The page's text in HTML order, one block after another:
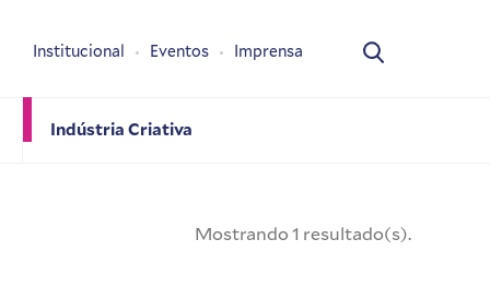
Indústria Criativa
Institucional Eventos Imprensa
Mostrando 1 resultado(s).